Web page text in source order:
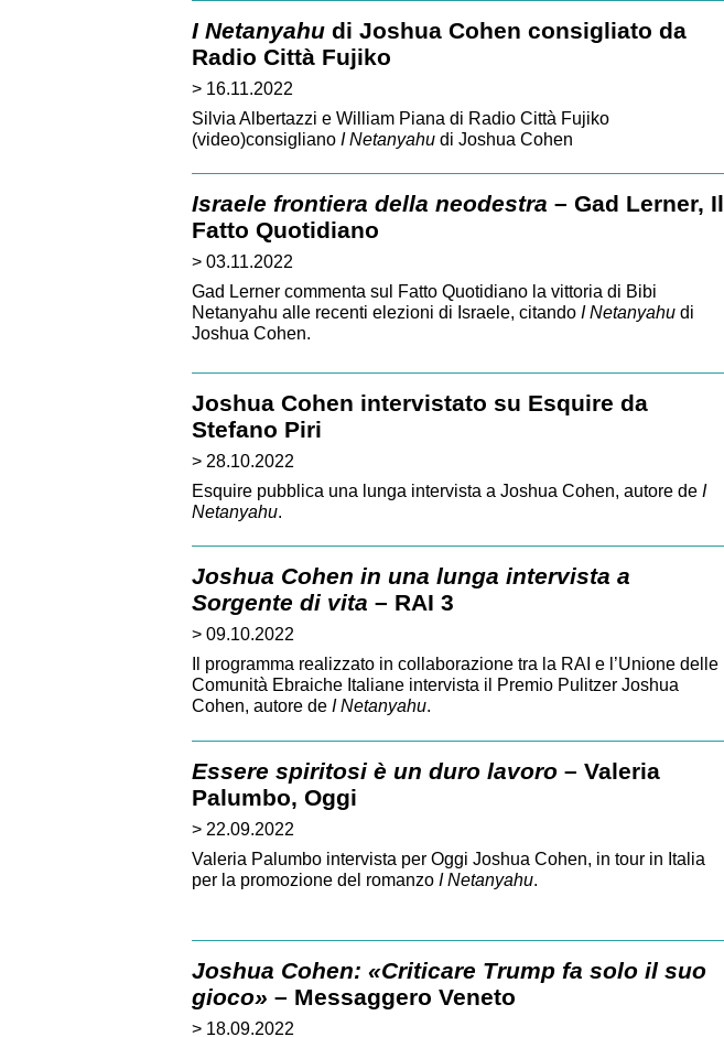
I Netanyahudi Joshua Cohen consigliato da
Radio Città Fujiko
> 16.11.2022
Silvia Albertazzi e William Piana di Radio Città Fujiko
(video)consigliano I Netanyahudi Joshua Cohen
Israele frontiera della neodestra – Gad Lerner, Il
Fatto Quotidiano
> 03.11.2022
Gad Lerner commenta sul Fatto Quotidiano la vittoria di Bibi
Netanyahu alle recenti elezioni di Israele, citando I Netanyahudi
Joshua Cohen.
Joshua Cohen intervistato su Esquire da
Stefano Piri
> 28.10.2022
Esquire pubblica una lunga intervista a Joshua Cohen, autore de I
Netanyahu.
Joshua Cohen in una lunga intervista a
Sorgente di vita – RAI 3
> 09.10.2022
Il programma realizzato in collaborazione tra la RAI e l’Unione delle
Comunità Ebraiche Italiane intervista il Premio Pulitzer Joshua
Cohen, autore de I Netanyahu.
Essere spiritosi è un duro lavoro– Valeria
Palumbo, Oggi
> 22.09.2022
Valeria Palumbo intervista per Oggi Joshua Cohen, in tour in Italia
per la promozione del romanzo I Netanyahu.
Joshua Cohen: «Criticare Trump fa solo il suo
gioco» – Messaggero Veneto
> 18.09.2022